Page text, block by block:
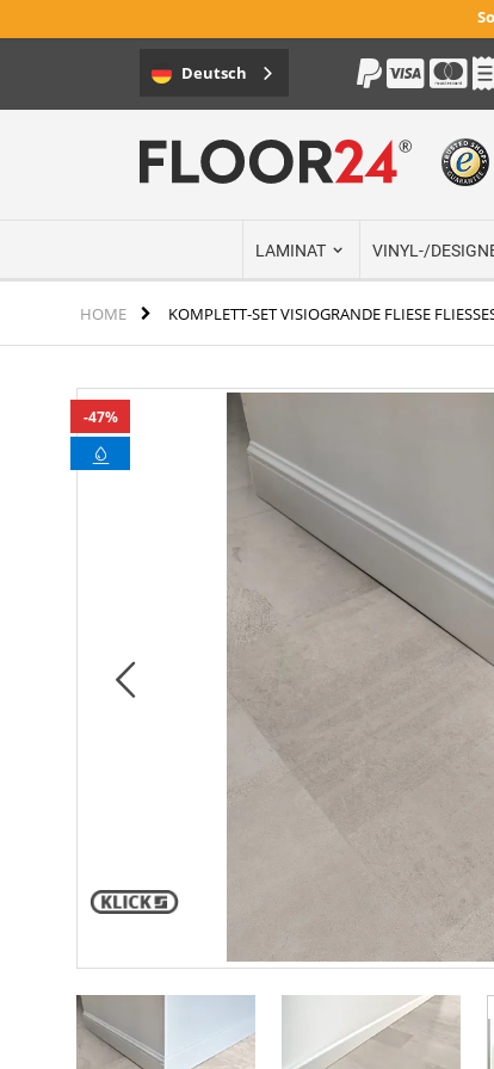
Direkt
LAMINAT VINYL-/
HOME KOMPLETT-SET VISIOGRANDE FLIESE
Zum
Ende
der
Bildergalerie
47%
Deutsch